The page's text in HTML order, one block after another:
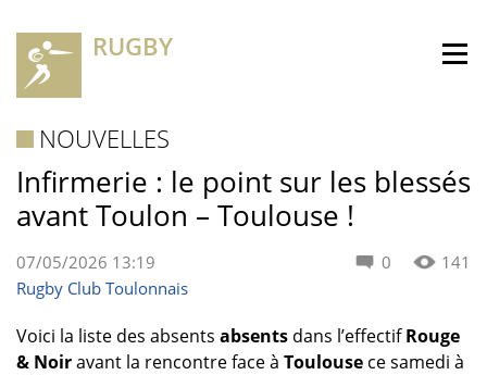
RUGBY
NOUVELLES
Infirmerie : le point sur les blessés
avant Toulon – Toulouse !
0 141
07/05/2026 13:19
Rugby Club Toulonnais
Voici la liste des absents absents dans l’effectifRouge
& Noiravant la rencontre face à Toulouse ce samedi à